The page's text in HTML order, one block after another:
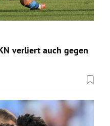
verliert auch gegen